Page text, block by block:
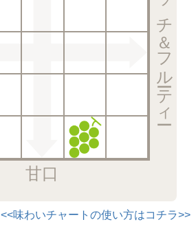
リッチ＆フルーティー
甘口
<<味わいチャートの使い方はコチラ>>